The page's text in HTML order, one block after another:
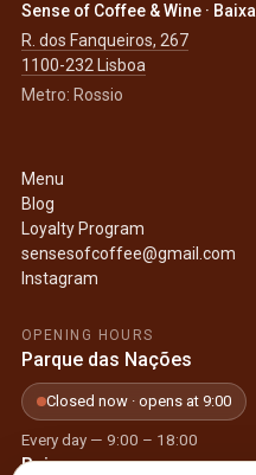
Sense of Coffee & Wine · Baixa
R. dos Fanqueiros, 267
1100-232 Lisboa
Metro: Rossio
Menu
Blog
Loyalty Program
sensesofcoffee@gmail.com
Instagram
OPENING HOURS
Parque das Nações
Closed now · opens at 9:00
Every day — 9:00 – 18:00
Baixa